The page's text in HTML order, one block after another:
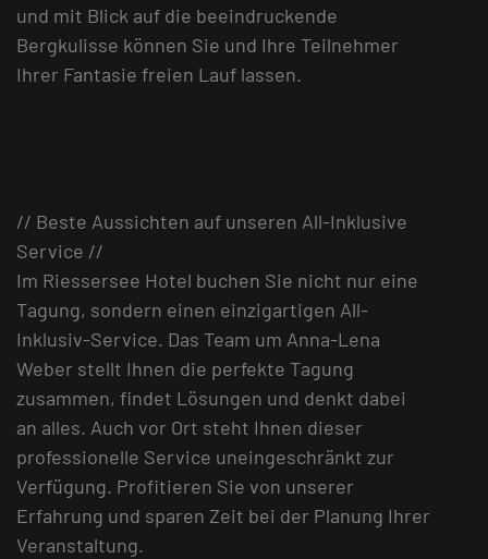
und mit Blick auf die beeindruckende
Bergkulisse können Sie und Ihre Teilnehmer
Ihrer Fantasie freien Lauf lassen.
// Beste Aussichten auf unseren All-Inklusive
Service //
Im Riessersee Hotel buchen Sie nicht nur eine
Tagung, sondern einen einzigartigen All-
Inklusiv-Service. Das Team um Anna-Lena
Weber stellt Ihnen die perfekte Tagung
zusammen, findet Lösungen und denkt dabei
an alles. Auch vor Ort steht Ihnen dieser
professionelle Service uneingeschränkt zur
Verfügung. Profitieren Sie von unserer
Erfahrung und sparen Zeit bei der Planung Ihrer
Veranstaltung.